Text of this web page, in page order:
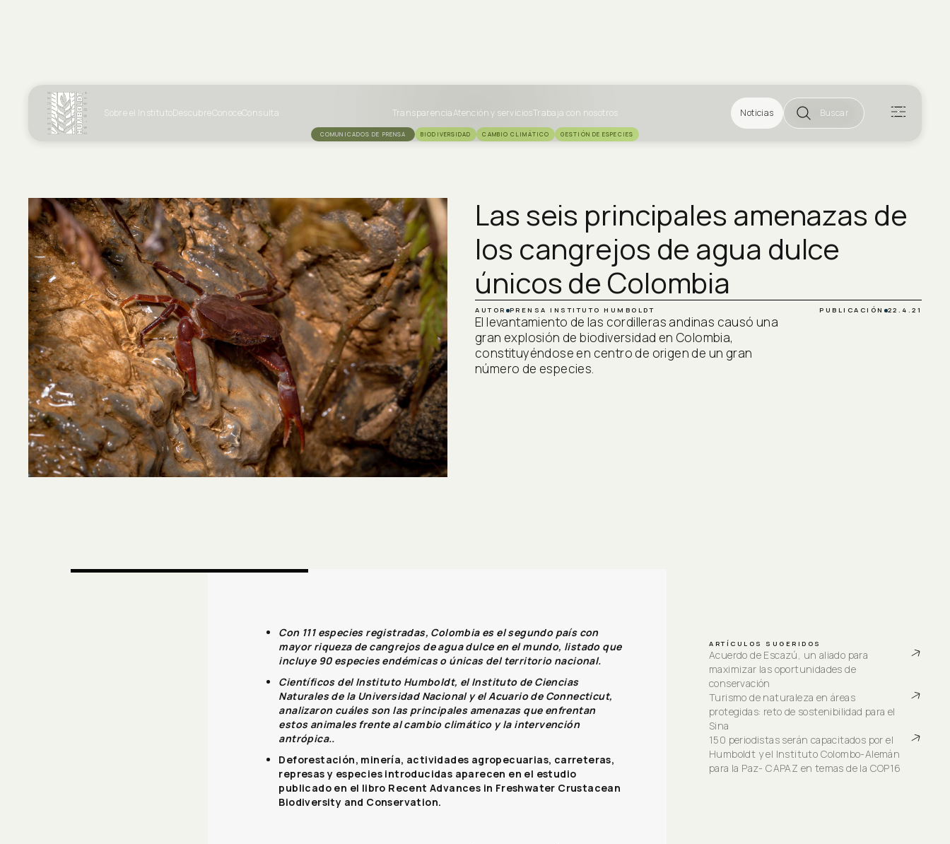
Sobre el InstitutoDescubreConoceConsulta TransparenciaAtención y serviciosTrabaja con nosotros Noticias Buscar
COMUNICADOS DE PRENSA BIODIVERSIDAD CAMBIO CLIMÁTICO GESTIÓN DE ESPECIES
Las seis principales amenazas de
los cangrejos de agua dulce
únicos de Colombia
AUTOR PRENSA INSTITUTO HUMBOLDT PUBLICACIÓN 22.4.21
El levantamiento de las cordilleras andinas causó una
gran explosión de biodiversidad en Colombia,
constituyéndose en centro de origen de un gran
número de especies.
Con 111 especies registradas, Colombia es el segundo país con
mayor riqueza de cangrejos de agua dulce en el mundo, listado que
incluye 90 especies endémicas o únicas del territorio nacional.
Científicos del Instituto Humboldt, el Instituto de Ciencias
Naturales de la Universidad Nacional y el Acuario de Connecticut,
analizaron cuáles son las principales amenazas que enfrentan
estos animales frente al cambio climático y la intervención
antrópica..
Deforestación, minería, actividades agropecuarias, carreteras,
represas y especies introducidas aparecen en el estudio
publicado en el libro Recent Advances in Freshwater Crustacean
Biodiversity and Conservation.
ARTÍCULOS SUGERIDOS
Acuerdo de Escazú, un aliado para
maximizar las oportunidades de
conservación
Turismo de naturaleza en áreas
protegidas: reto de sostenibilidad para el
Sina
150 periodistas serán capacitados por el
Humboldt y el Instituto Colombo-Alemán
para la Paz- CAPAZ en temas de la COP16